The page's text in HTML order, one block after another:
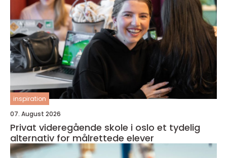
inspiration
07. August 2026
Privat videregående skole i oslo et tydelig
alternativ for målrettede elever